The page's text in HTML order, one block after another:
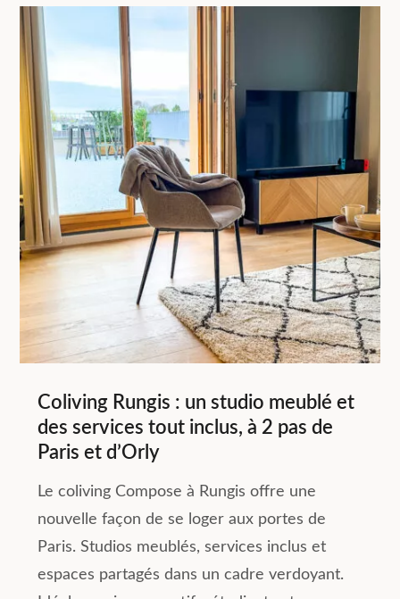
Coliving Rungis : un studio meublé et
des services tout inclus, à 2 pas de
Paris et d’Orly
Le coliving Compose à Rungis offre une
nouvelle façon de se loger aux portes de
Paris. Studios meublés, services inclus et
espaces partagés dans un cadre verdoyant.